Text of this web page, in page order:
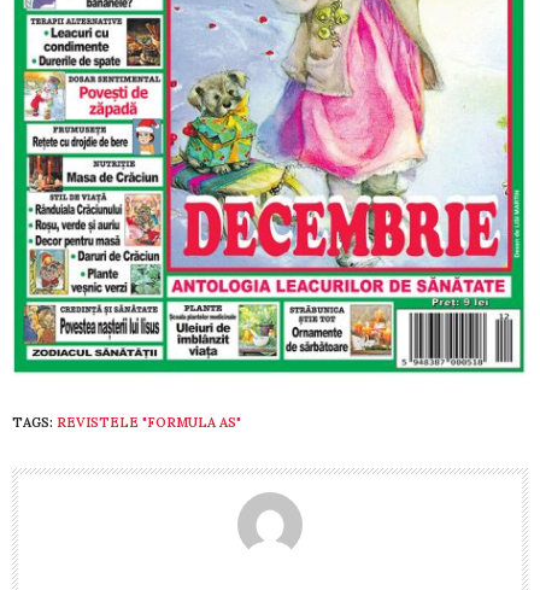
TAGS: REVISTELE "FORMULA AS"